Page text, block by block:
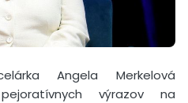
Angela Merkelová
výrazov na